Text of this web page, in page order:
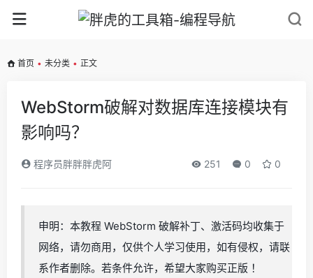
首页 • 未分类 • 正文
WebStorm破解对数据库连接模块有
影响吗？
程序员胖胖胖虎阿 251 0 0
申明：本教程 WebStorm 破解补丁、激活码均收集于
网络，请勿商用，仅供个人学习使用，如有侵权，请联
系作者删除。若条件允许，希望大家购买正版 ！